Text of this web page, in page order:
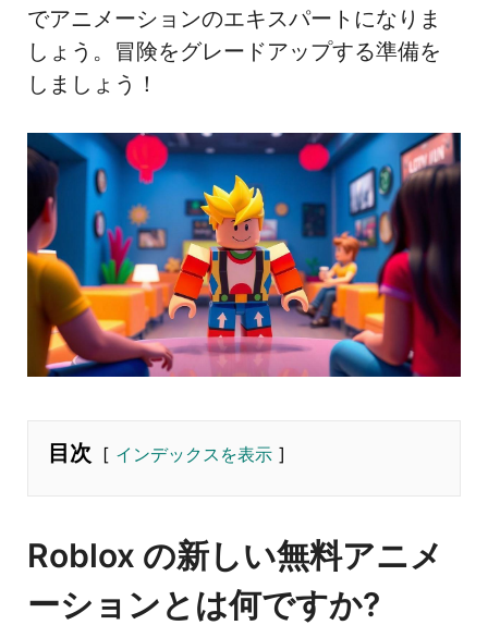
でアニメーションのエキスパートになりま
しょう。冒険をグレードアップする準備を
しましょう！
目次 インデックスを表示
Roblox の新しい無料アニメ
ーションとは何ですか?